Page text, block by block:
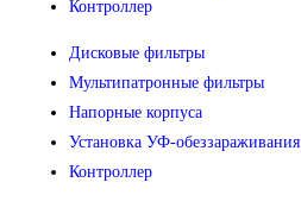
Контроллер
Дисковые фильтры
Мультипатронные фильтры
Напорные корпуса
Установка УФ-обеззараживания
Контроллер